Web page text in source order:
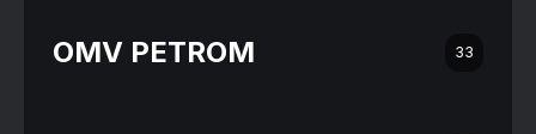
OMV PETROM 33